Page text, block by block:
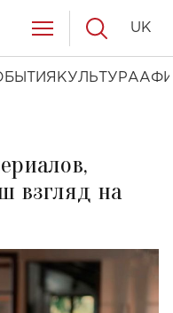
КУЛЬТУРА
UK
взгляд на